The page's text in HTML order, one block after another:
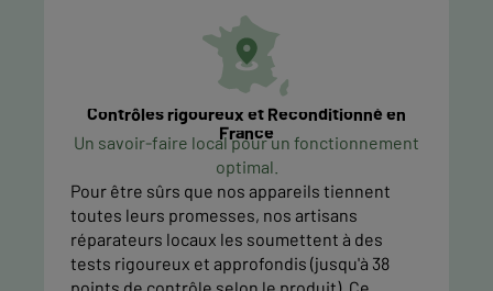
Contrôles rigoureux et Reconditionné en
France
Un savoir-faire local pour un fonctionnement
optimal.
Pour être sûrs que nos appareils tiennent
toutes leurs promesses, nos artisans
réparateurs locaux les soumettent à des
tests rigoureux et approfondis (jusqu'à 38